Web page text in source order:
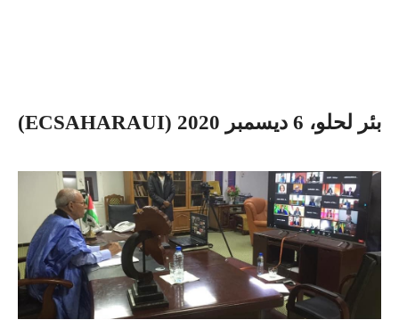
بئر لحلو، 6 ديسمبر 2020 (ECSAHARAUI)